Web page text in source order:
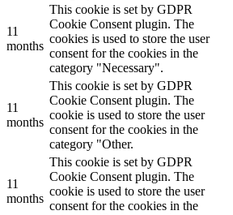
11
months
This cookie is set by GDPR
Cookie Consent plugin. The
cookies is used to store the user
consent for the cookies in the
category "Necessary".
11
months
This cookie is set by GDPR
Cookie Consent plugin. The
cookie is used to store the user
consent for the cookies in the
category "Other.
11
months
This cookie is set by GDPR
Cookie Consent plugin. The
cookie is used to store the user
consent for the cookies in the